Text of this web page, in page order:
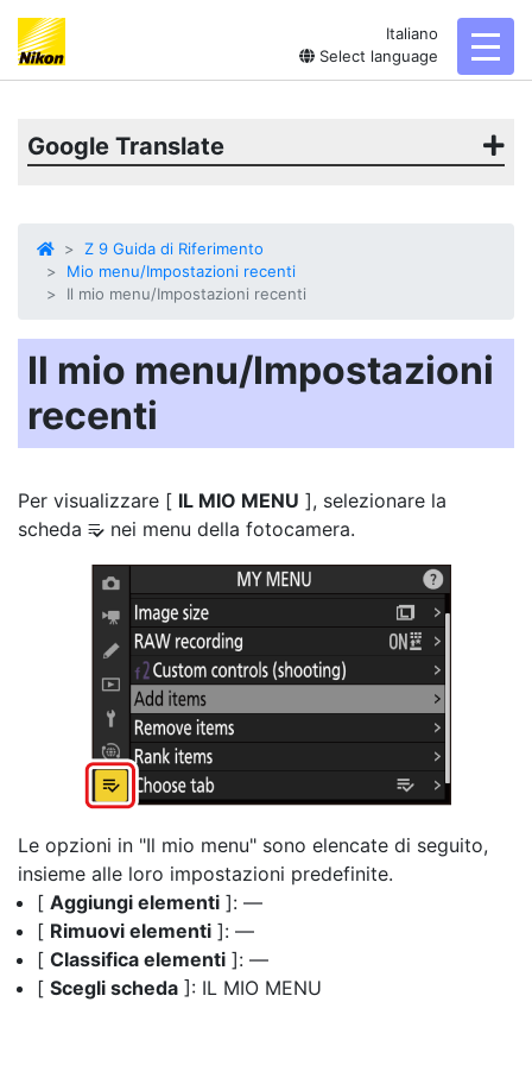
Italiano
Select language
Google Translate
Z 9 Guida di Riferimento
Mio menu/Impostazioni recenti
Il mio menu/Impostazioni recenti
Il mio menu/Impostazioni
recenti
Per visualizzare [ IL MIO MENU ], selezionare la
scheda O nei menu della fotocamera.
Le opzioni in "Il mio menu" sono elencate di seguito,
insieme alle loro impostazioni predefinite.
[ Aggiungi elementi ]: —
[ Rimuovi elementi ]: —
[ Classifica elementi ]: —
[ Scegli scheda ]: IL MIO MENU